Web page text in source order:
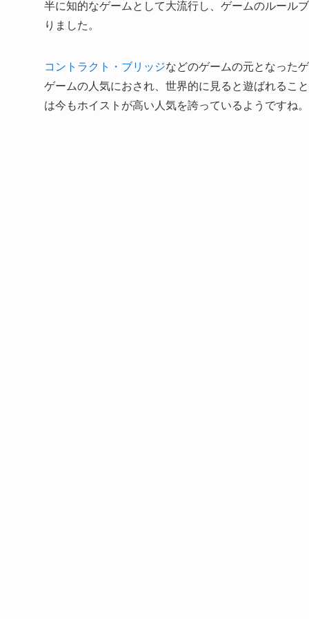
半に知的なゲームとして大流行し、ゲームのルール
りました。
コントラクト・ブリッジなどのゲームの元となった
ゲームの人気におされ、世界的に見ると遊ばれるこ
は今もホイストが高い人気を誇っているようですね。